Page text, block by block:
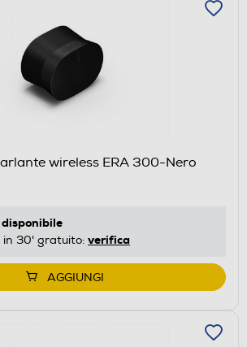
wireless ERA 300-Nero
disponibile
in 30' gratuito: verifica
AGGIUNGI